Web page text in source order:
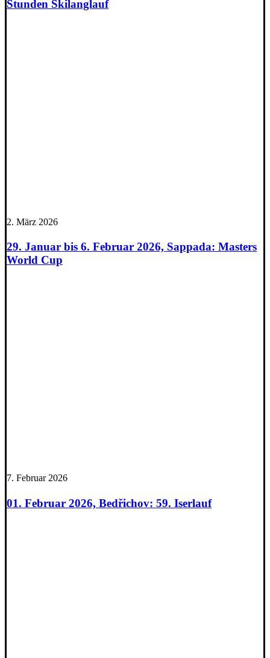
Stunden Skilanglauf
2. März 2026
29. Januar bis 6. Februar 2026, Sappada: Masters
World Cup
7. Februar 2026
01. Februar 2026, Bedřichov: 59. Iserlauf